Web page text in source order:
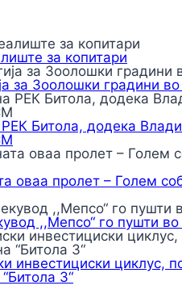
за копитари
за Зоолошки градини
Битола, додека
оваа пролет – Голем
,,Мепсо“ го пушти
инвестициски циклус,
3“